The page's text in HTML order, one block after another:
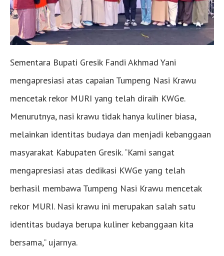
Sementara Bupati Gresik Fandi Akhmad Yani
mengapresiasi atas capaian Tumpeng Nasi Krawu
mencetak rekor MURI yang telah diraih KWGe.
Menurutnya, nasi krawu tidak hanya kuliner biasa,
melainkan identitas budaya dan menjadi kebanggaan
masyarakat Kabupaten Gresik. “Kami sangat
mengapresiasi atas dedikasi KWGe yang telah
berhasil membawa Tumpeng Nasi Krawu mencetak
rekor MURI. Nasi krawu ini merupakan salah satu
identitas budaya berupa kuliner kebanggaan kita
bersama,” ujarnya.